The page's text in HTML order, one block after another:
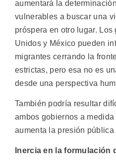
aumentará la
vulnerables a buscar una
próspera en otro lugar.
Unidos y México pueden
migrantes cerrando la
estrictas, pero esa no es
desde una perspectiva
También podría resultar
ambos gobiernos a
aumenta la presión pública
Inercia en la formulación